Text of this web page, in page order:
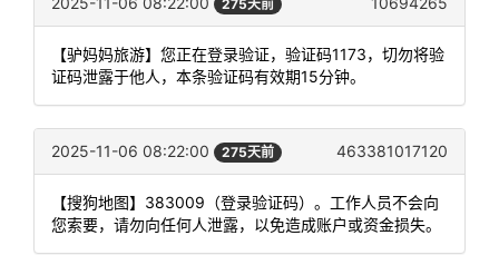
275天前
【驴妈妈旅游】您正在登录验证，验证码1173，切勿将验
证码泄露于他人，本条验证码有效期15分钟。
2025-11-06 08:22:00 275天前 463381017120
【搜狗地图】383009（登录验证码）。工作人员不会向
您索要，请勿向任何人泄露，以免造成账户或资金损失。